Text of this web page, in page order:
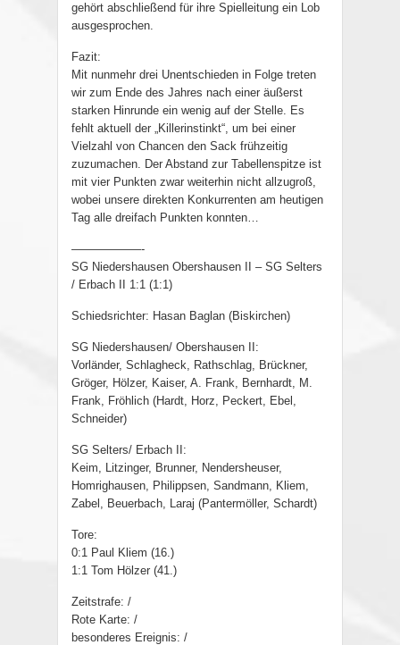
gehört abschließend für ihre Spielleitung ein Lob
ausgesprochen.
Fazit:
Mit nunmehr drei Unentschieden in Folge treten
wir zum Ende des Jahres nach einer äußerst
starken Hinrunde ein wenig auf der Stelle. Es
fehlt aktuell der „Killerinstinkt“, um bei einer
Vielzahl von Chancen den Sack frühzeitig
zuzumachen. Der Abstand zur Tabellenspitze ist
mit vier Punkten zwar weiterhin nicht allzugroß,
wobei unsere direkten Konkurrenten am heutigen
Tag alle dreifach Punkten konnten…
——————-
SG Niedershausen Obershausen II – SG Selters
/ Erbach II 1:1 (1:1)
Schiedsrichter: Hasan Baglan (Biskirchen)
SG Niedershausen/ Obershausen II:
Vorländer, Schlagheck, Rathschlag, Brückner,
Gröger, Hölzer, Kaiser, A. Frank, Bernhardt, M.
Frank, Fröhlich (Hardt, Horz, Peckert, Ebel,
Schneider)
SG Selters/ Erbach II:
Keim, Litzinger, Brunner, Nendersheuser,
Homrighausen, Philippsen, Sandmann, Kliem,
Zabel, Beuerbach, Laraj (Pantermöller, Schardt)
Tore:
0:1 Paul Kliem (16.)
1:1 Tom Hölzer (41.)
Zeitstrafe: /
Rote Karte: /
besonderes Ereignis: /